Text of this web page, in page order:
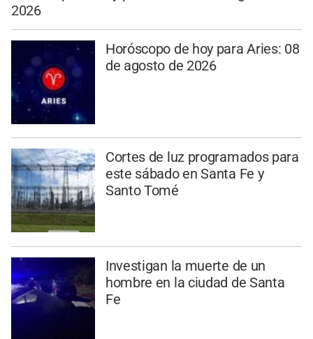
2026
Horóscopo de hoy para Aries: 08
de agosto de 2026
Cortes de luz programados para
este sábado en Santa Fe y
Santo Tomé
Investigan la muerte de un
hombre en la ciudad de Santa
Fe